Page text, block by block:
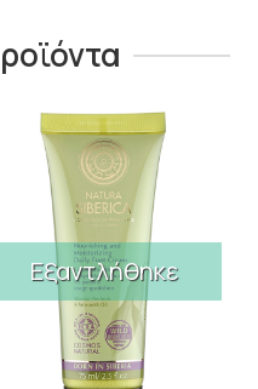
Εξαντλήθηκε